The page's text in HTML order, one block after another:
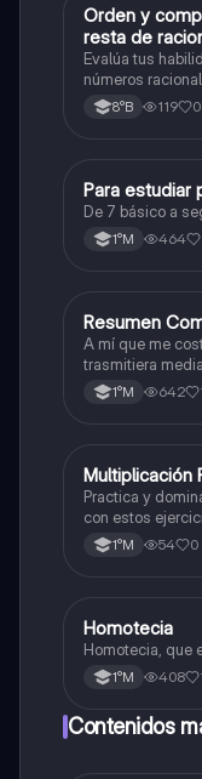
OMatemáticas
Orden y
resta de
decimales y
Evalúa tus
números
conversión
8°B 119 0
Matemáticas
Para estudiar
De 7 básico a
1°M 464
Matemáticas
Resumen
A mí que me
trasmitiera
mano me sirvió
a otros
1°M 642
MMatemáticas
Multiplicación
Practica y
con estos
1°M 54 0
Matemáticas
Homotecia
Homotecia, que
1°M 408
Contenidos